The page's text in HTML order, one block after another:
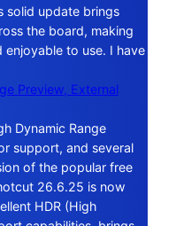
solid update brings
the board, making
enjoyable to use. I have
Preview, External
Dynamic Range
support, and several
of the popular free
26.6.25 is now
HDR (High